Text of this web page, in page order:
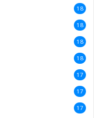
18
18
18
18
17
17
17